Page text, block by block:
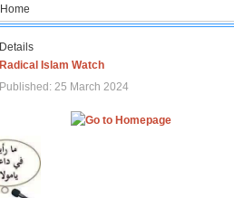
Home
Details
Radical Islam Watch
Published: 25 March 2024